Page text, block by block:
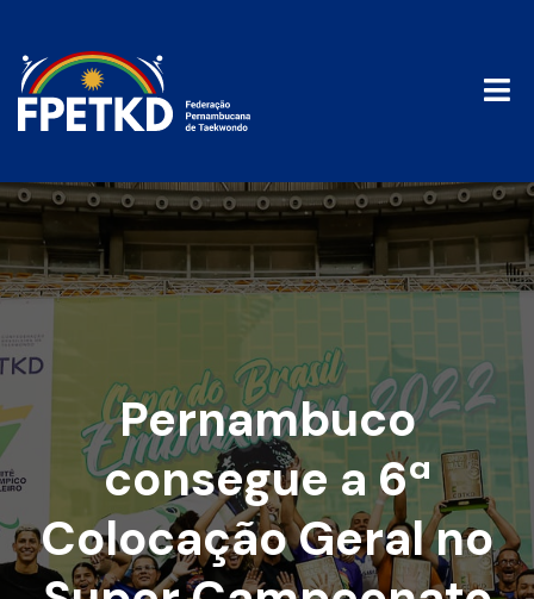
Pernambuco
consegue a 6ª
Colocação Geral no